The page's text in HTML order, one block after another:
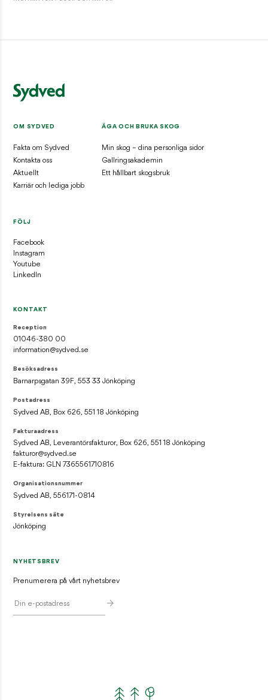
OM SYDVED
Fakta om Sydved
Kontakta oss
Aktuellt
Karriär och lediga jobb
ÄGA OCH BRUKA SKOG
Min skog – dina personliga sidor
Gallringsakademin
Ett hållbart skogsbruk
FÖLJ
Facebook
Instagram
Youtube
LinkedIn
KONTAKT
Reception
01046-380 00
information@sydved.se
Besöksadress
Barnarpsgatan 39F, 553 33 Jönköping
Postadress
Sydved AB, Box 626, 551 18 Jönköping
Fakturaadress
Sydved AB, Leverantörsfakturor, Box 626, 551 18 Jönköping
fakturor@sydved.se
E-faktura: GLN 7365561710816
Organisationsnummer
Sydved AB, 556171-0814
Styrelsens säte
Jönköping
NYHETSBREV
Prenumerera på vårt nyhetsbrev